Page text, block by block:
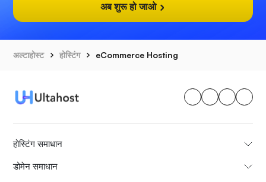
अब शुरू हो जाओ
अल्टाहोस्ट होस्टिंग eCommerce Hosting
होस्टिंग समाधान
डोमेन समाधान